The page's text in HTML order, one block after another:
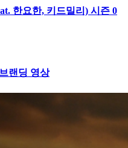
한요한, 키드밀리) 시즌 0
랜딩 영상